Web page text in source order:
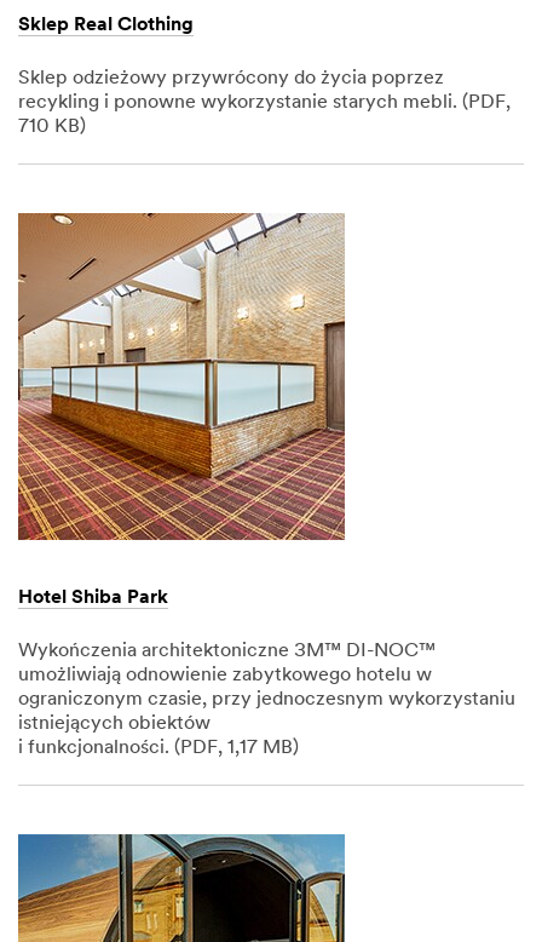
Sklep Real Clothing
Sklep odzieżowy przywrócony do życia poprzez
recykling i ponowne wykorzystanie starych mebli. (PDF,
710 KB)
1,
Hotel Shiba Park
Wykończenia architektoniczne 3M™ DI-NOC™
umożliwiają odnowienie zabytkowego hotelu w
ograniczonym czasie, przy jednoczesnym wykorzystaniu
istniejących obiektów
i funkcjonalności. (PDF, 1,17 MB)
1,